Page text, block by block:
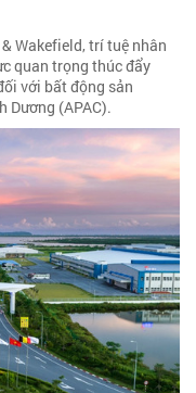
Wakefield, trí tuệ nhân
quan trọng thúc đẩy
với bất động sản
Dương (APAC).